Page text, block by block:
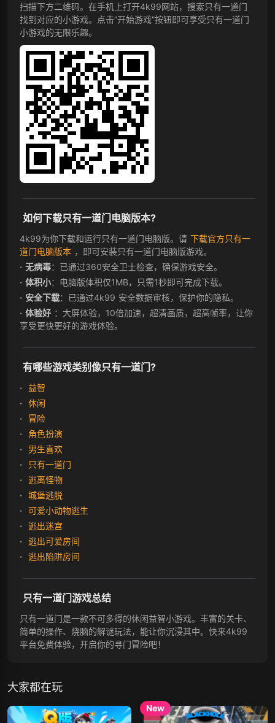
扫描下方二维码。在手机上打开4k99网站，搜索只有一道门
找到对应的小游戏。点击”开始游戏”按钮即可享受只有一道门
小游戏的无限乐趣。
如何下载只有一道门电脑版本?
4k99为你下载和运行只有一道门电脑版。请 下载官方只有一
道门电脑版本 ，即可安装只有一道门电脑版游戏。
无病毒：已通过360安全卫士检查，确保游戏安全。
体积小：电脑版体积仅1MB，只需1秒即可完成下载。
安全下载：已通过4k99 安全数据审核，保护你的隐私。
体验好 ：大屏体验，10倍加速，超清画质，超高帧率，让你
享受更快更好的游戏体验。
有哪些游戏类别像只有一道门?
益智
休闲
冒险
角色扮演
男生喜欢
只有一道门
逃离怪物
城堡逃脱
可爱小动物逃生
逃出迷宫
逃出可爱房间
逃出陷阱房间
只有一道门游戏总结
只有一道门是一款不可多得的休闲益智小游戏。丰富的关卡、
简单的操作、烧脑的解谜玩法，能让你沉浸其中。快来4k99
平台免费体验，开启你的寻门冒险吧！
大家都在玩